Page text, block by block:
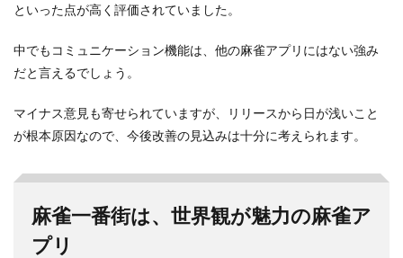
といった点が高く評価されていました。
中でもコミュニケーション機能は、他の麻雀アプリにはない強み
だと言えるでしょう。
マイナス意見も寄せられていますが、リリースから日が浅いこと
が根本原因なので、今後改善の見込みは十分に考えられます。
麻雀一番街は、世界観が魅力の麻雀ア
プリ